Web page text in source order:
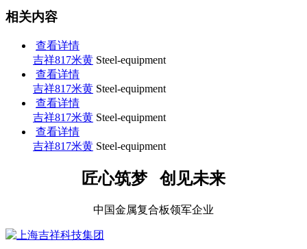
相关内容
查看详情
吉祥817米黄 Steel-equipment
查看详情
吉祥817米黄 Steel-equipment
查看详情
吉祥817米黄 Steel-equipment
查看详情
吉祥817米黄 Steel-equipment
匠心筑梦 创见未来
中国金属复合板领军企业